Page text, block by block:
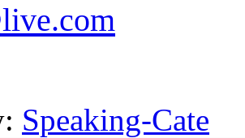
Speaking-Cate